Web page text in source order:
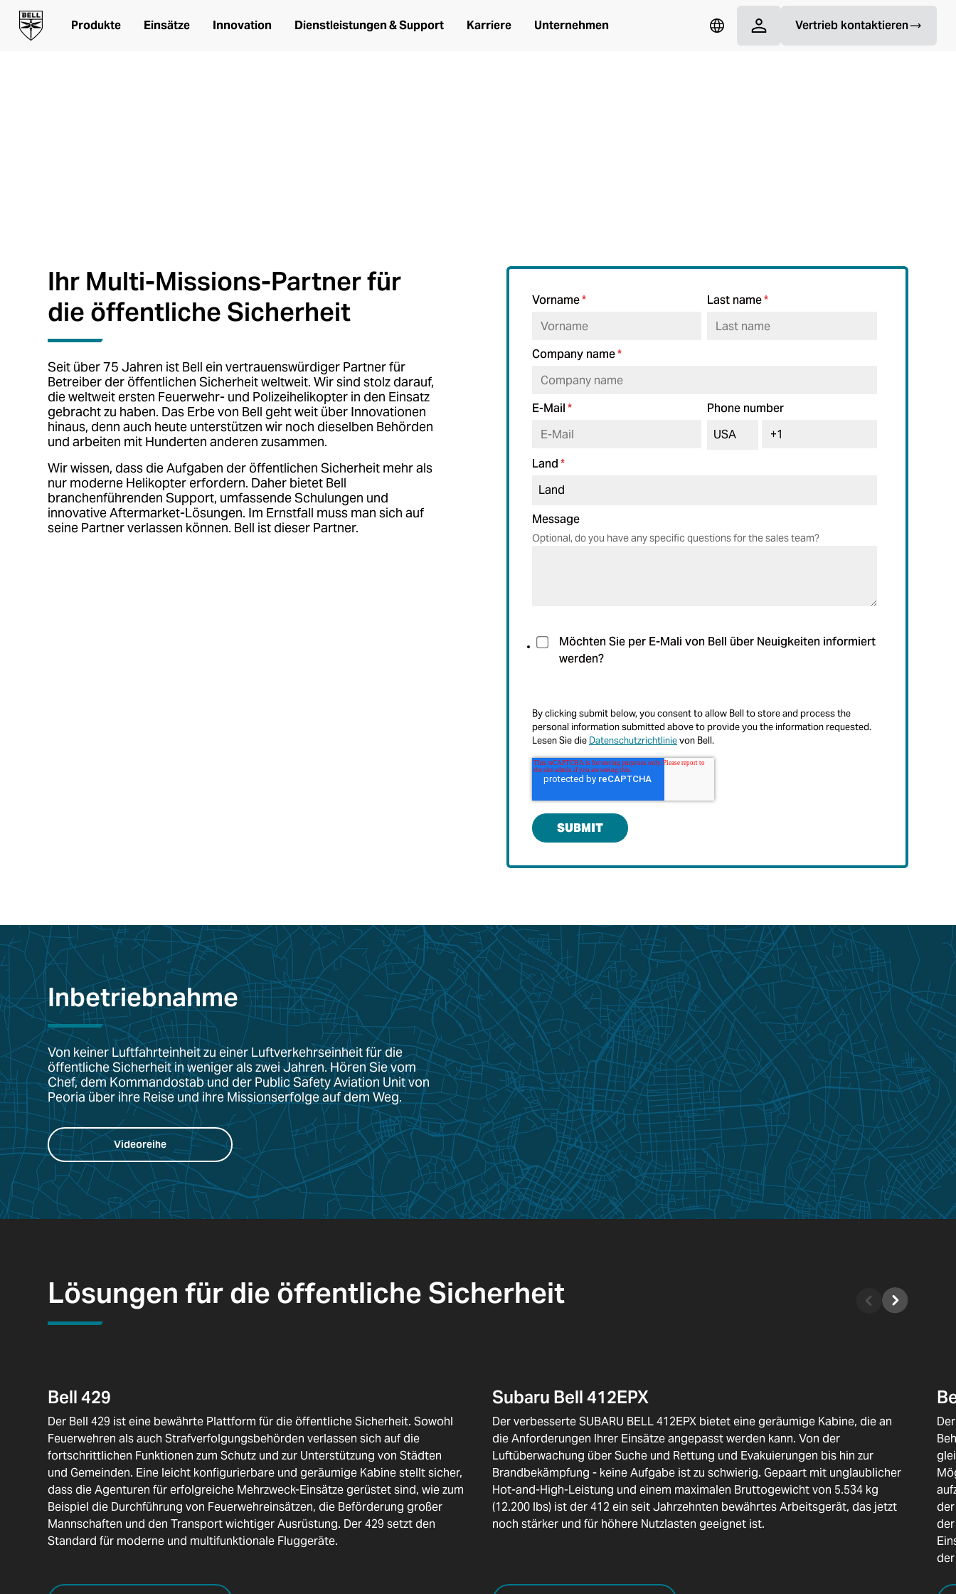
Produkte Einsätze Innovation Dienstleistungen & Support Karriere Unternehmen Vertrieb kontaktieren
Ihr Multi-Missions-Partner für
die öffentliche Sicherheit
Seit über 75 Jahren ist Bell ein vertrauenswürdiger Partner für
Betreiber der öffentlichen Sicherheit weltweit. Wir sind stolz darauf,
die weltweit ersten Feuerwehr- und Polizeihelikopter in den Einsatz
gebracht zu haben. Das Erbe von Bell geht weit über Innovationen
hinaus, denn auch heute unterstützen wir noch dieselben Behörden
und arbeiten mit Hunderten anderen zusammen.
Wir wissen, dass die Aufgaben der öffentlichen Sicherheit mehr als
nur moderne Helikopter erfordern. Daher bietet Bell
branchenführenden Support, umfassende Schulungen und
innovative Aftermarket-Lösungen. Im Ernstfall muss man sich auf
seine Partner verlassen können. Bell ist dieser Partner.
Vorname* Last name*
Company name*
E-Mail* Phone number
Land*
Message
Optional, do you have any specific questions for the sales team?
Möchten Sie per E-Mali von Bell über Neuigkeiten informiert
werden?
By clicking submit below, you consent to allow Bell to store and process the
personal information submitted above to provide you the information requested.
Lesen Sie die Datenschutzrichtlinievon Bell.
Inbetriebnahme
Von keiner Luftfahrteinheit zu einer Luftverkehrseinheit für die
öffentliche Sicherheit in weniger als zwei Jahren. Hören Sie vom
Chef, dem Kommandostab und der Public Safety Aviation Unit von
Peoria über ihre Reise und ihre Missionserfolge auf dem Weg.
Videoreihe
Lösungen für die öffentliche Sicherheit
Bell 429
Der Bell 429 ist eine bewährte Plattform für die öffentliche Sicherheit. Sowohl
Feuerwehren als auch Strafverfolgungsbehörden verlassen sich auf die
fortschrittlichen Funktionen zum Schutz und zur Unterstützung von Städten
und Gemeinden. Eine leicht konfigurierbare und geräumige Kabine stellt sicher,
dass die Agenturen für erfolgreiche Mehrzweck-Einsätze gerüstet sind, wie zum
Beispiel die Durchführung von Feuerwehreinsätzen, die Beförderung großer
Mannschaften und den Transport wichtiger Ausrüstung. Der 429 setzt den
Standard für moderne und multifunktionale Fluggeräte.
Subaru Bell 412EPX
Der verbesserte SUBARU BELL 412EPX bietet eine geräumige Kabine, die an
die Anforderungen Ihrer Einsätze angepasst werden kann. Von der
Luftüberwachung über Suche und Rettung und Evakuierungen bis hin zur
Brandbekämpfung - keine Aufgabe ist zu schwierig. Gepaart mit unglaublicher
Hot-and-High-Leistung und einem maximalen Bruttogewicht von 5.534 kg
(12.200 lbs) ist der 412 ein seit Jahrzehnten bewährtes Arbeitsgerät, das jetzt
noch stärker und für höhere Nutzlasten geeignet ist.